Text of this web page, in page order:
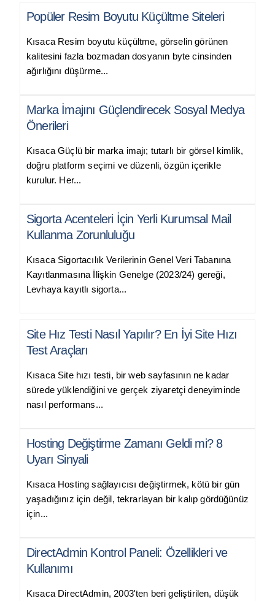
Popüler Resim Boyutu Küçültme Siteleri
Kısaca Resim boyutu küçültme, görselin görünen
kalitesini fazla bozmadan dosyanın byte cinsinden
ağırlığını düşürme...
Marka İmajını Güçlendirecek Sosyal Medya
Önerileri
Kısaca Güçlü bir marka imajı; tutarlı bir görsel kimlik,
doğru platform seçimi ve düzenli, özgün içerikle
kurulur. Her...
Sigorta Acenteleri İçin Yerli Kurumsal Mail
Kullanma Zorunluluğu
Kısaca Sigortacılık Verilerinin Genel Veri Tabanına
Kayıtlanmasına İlişkin Genelge (2023/24) gereği,
Levhaya kayıtlı sigorta...
Site Hız Testi Nasıl Yapılır? En İyi Site Hızı
Test Araçları
Kısaca Site hızı testi, bir web sayfasının ne kadar
sürede yüklendiğini ve gerçek ziyaretçi deneyiminde
nasıl performans...
Hosting Değiştirme Zamanı Geldi mi? 8
Uyarı Sinyali
Kısaca Hosting sağlayıcısı değiştirmek, kötü bir gün
yaşadığınız için değil, tekrarlayan bir kalıp gördüğünüz
için...
DirectAdmin Kontrol Paneli: Özellikleri ve
Kullanımı
Kısaca DirectAdmin, 2003'ten beri geliştirilen, düşük